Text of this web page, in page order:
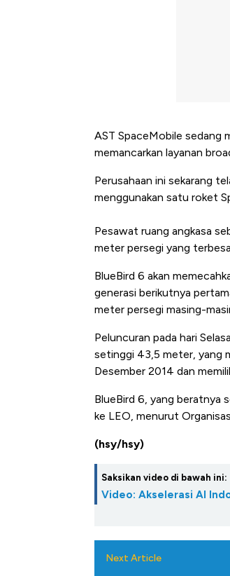
AST SpaceMobile sedang
memancarkan layanan
Perusahaan ini sekarang
menggunakan satu roket
Pesawat ruang angkasa
meter persegi yang
BlueBird 6 akan
generasi berikutnya
meter persegi masing-
Peluncuran pada hari
setinggi 43,5 meter, yang
Desember 2014 dan
BlueBird 6, yang beratnya
ke LEO, menurut
(hsy/hsy)
Saksikan video di bawah ini:
Video: Akselerasi AI
Next Article